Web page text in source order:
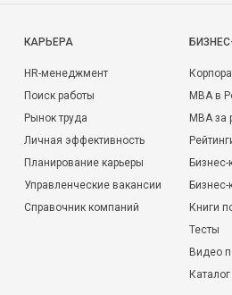
КАРЬЕРА
HR-менеджмент
Поиск работы
Рынок труда
Личная эффективность
Планирование карьеры
Управленческие вакансии
Справочник компаний
MBA в
MBA
Бизнес-
Книги
Тесты
Видео